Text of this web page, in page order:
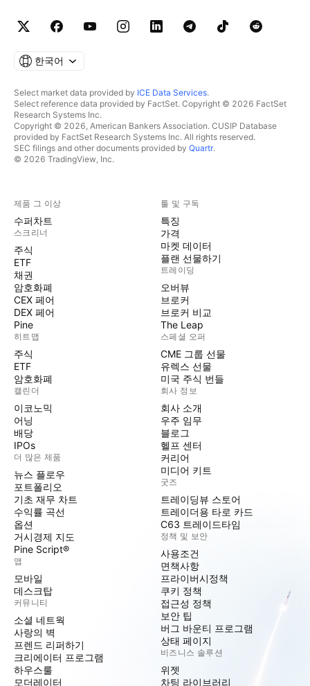
한국어
Select market data provided by ICE Data Services.
Select reference data provided by FactSet. Copyright © 2026 FactSet
Research Systems Inc.
Copyright © 2026, American Bankers Association. CUSIP Database
provided by FactSet Research Systems Inc. All rights reserved.
SEC filings and other documents provided by Quartr.
© 2026 TradingView, Inc.
제품 그 이상
수퍼차트
스크리너
주식
ETF
채권
암호화폐
CEX 페어
DEX 페어
Pine
히트맵
주식
ETF
암호화폐
캘린더
이코노믹
어닝
배당
IPOs
더 많은 제품
뉴스 플로우
포트폴리오
기초 재무 차트
수익률 곡선
옵션
거시경제 지도
Pine Script®
앱
모바일
데스크탑
커뮤니티
소셜 네트웍
사랑의 벽
프렌드 리퍼하기
크리에이터 프로그램
하우스룰
모더레이터
툴 및 구독
특징
가격
마켓 데이터
플랜 선물하기
트레이딩
오버뷰
브로커
브로커 비교
The Leap
스페셜 오퍼
CME 그룹 선물
유렉스 선물
미국 주식 번들
회사 정보
회사 소개
우주 임무
블로그
헬프 센터
커리어
미디어 키트
굿즈
트레이딩뷰 스토어
트레이더용 타로 카드
C63 트레이드타임
정책 및 보안
사용조건
면책사항
프라이버시정책
쿠키 정책
접근성 정책
보안 팁
버그 바운티 프로그램
상태 페이지
비즈니스 솔루션
위젯
차팅 라이브러리